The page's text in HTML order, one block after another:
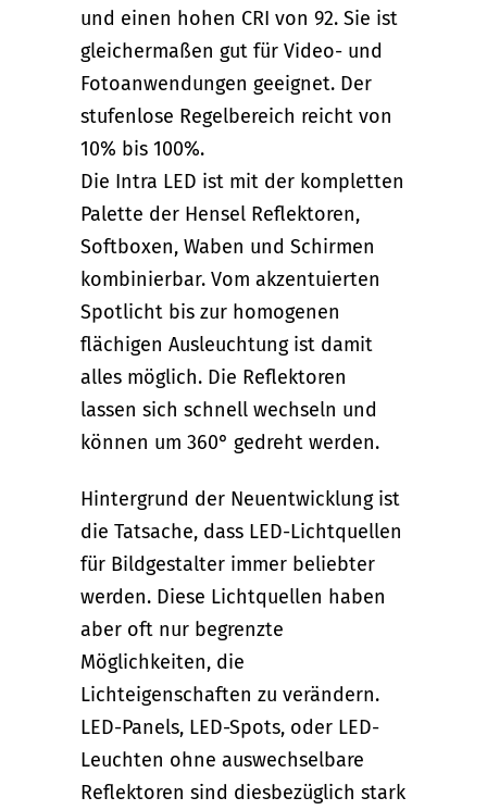
und einen hohen CRI von 92. Sie ist
gleichermaßen gut für Video- und
Fotoanwendungen geeignet. Der
stufenlose Regelbereich reicht von
10% bis 100%.
Die Intra LED ist mit der kompletten
Palette der Hensel Reflektoren,
Softboxen, Waben und Schirmen
kombinierbar. Vom akzentuierten
Spotlicht bis zur homogenen
flächigen Ausleuchtung ist damit
alles möglich. Die Reflektoren
lassen sich schnell wechseln und
können um 360° gedreht werden.
Hintergrund der Neuentwicklung ist
die Tatsache, dass LED-Lichtquellen
für Bildgestalter immer beliebter
werden. Diese Lichtquellen haben
aber oft nur begrenzte
Möglichkeiten, die
Lichteigenschaften zu verändern.
LED-Panels, LED-Spots, oder LED-
Leuchten ohne auswechselbare
Reflektoren sind diesbezüglich stark